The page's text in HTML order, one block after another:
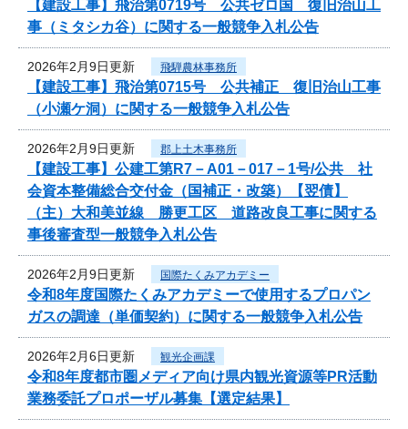
【建設工事】飛治第0719号 公共ゼロ国 復旧治山工
事（ミタシカ谷）に関する一般競争入札公告
2026年2月9日更新 飛騨農林事務所
【建設工事】飛治第0715号 公共補正 復旧治山工事
（小瀬ケ洞）に関する一般競争入札公告
2026年2月9日更新 郡上土木事務所
【建設工事】公建工第R7－A01－017－1号/公共 社
会資本整備総合交付金（国補正・改築）【翌債】
（主）大和美並線 勝更工区 道路改良工事に関する
事後審査型一般競争入札公告
2026年2月9日更新 国際たくみアカデミー
令和8年度国際たくみアカデミーで使用するプロパン
ガスの調達（単価契約）に関する一般競争入札公告
2026年2月6日更新 観光企画課
令和8年度都市圏メディア向け県内観光資源等PR活動
業務委託プロポーザル募集【選定結果】